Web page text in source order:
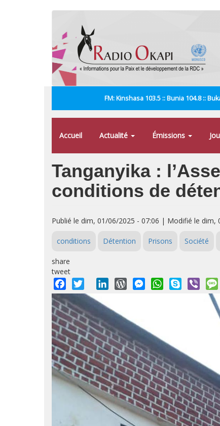
FM: Kinshasa 103.5 :: Bunia 104.8 ::
Accueil Actualité Émissions
Tanganyika :
conditions de
Publié le dim, 01/06/2025 - 07:06 | Modifié le dim,
conditions Détention Prisons Société
share
tweet
Facebook
Twitter LinkedInWordPressMessengerWhatsApp
Skype Viber